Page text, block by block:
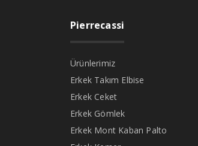
Pierrecassi
Ürünlerimiz
Erkek Takım Elbise
Erkek Ceket
Erkek Gömlek
Erkek Mont Kaban Palto